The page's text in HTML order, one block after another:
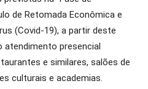
de Retomada Econômica e
(Covid-19), a partir deste
atendimento presencial
e similares, salões de
culturais e academias.